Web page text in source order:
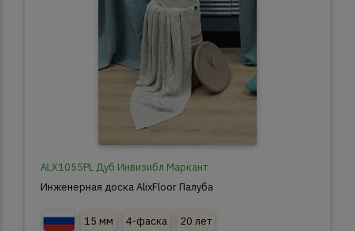
ALX1055PL Дуб Инвизибл Маркант
Инженерная доска AlixFloor Палуба
15 мм 4-фаска 20 лет